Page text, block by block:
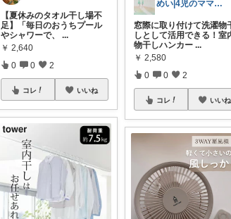
【夏休みのタオル干し場不
足】「毎日のおうちプール
やシャワーで、
...
￥ 2,640
0 0 2
コレ いいね
めい|4児のママおすすめ
窓際に取り付けて洗濯物
しとして活用できる！室
物干しハンカー ...
￥ 2,580
0 0 2
コレ いいね